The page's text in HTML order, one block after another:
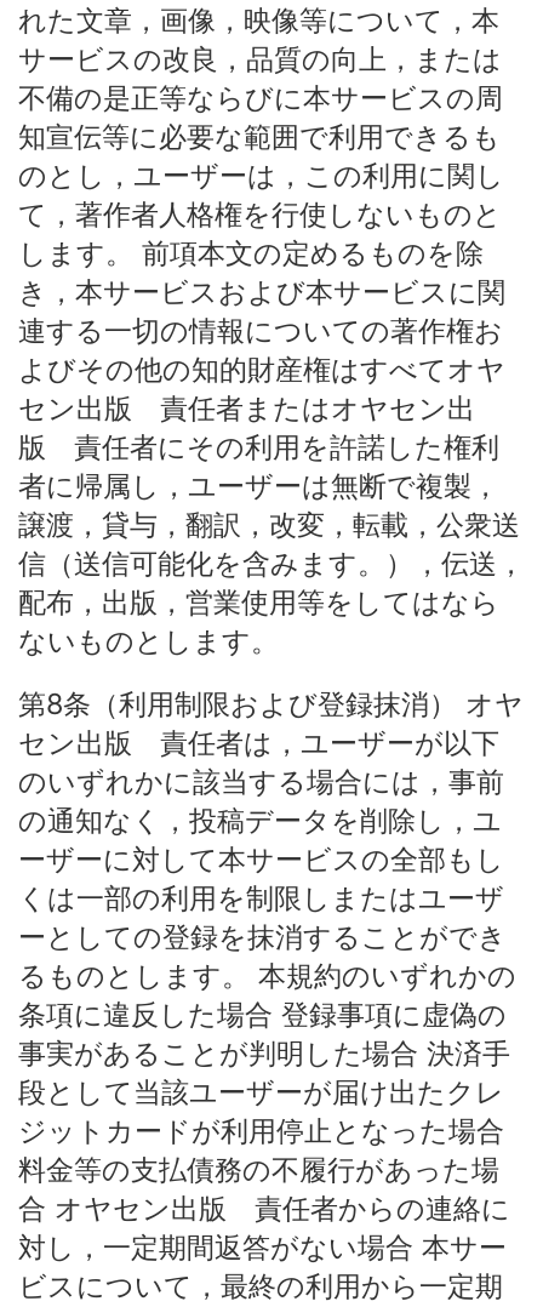
れた文章，画像，映像等について，本
サービスの改良，品質の向上，または
不備の是正等ならびに本サービスの周
知宣伝等に必要な範囲で利用できるも
のとし，ユーザーは，この利用に関し
て，著作者人格権を行使しないものと
します。 前項本文の定めるものを除
き，本サービスおよび本サービスに関
連する一切の情報についての著作権お
よびその他の知的財産権はすべてオヤ
セン出版 責任者またはオヤセン出
版 責任者にその利用を許諾した権利
者に帰属し，ユーザーは無断で複製，
譲渡，貸与，翻訳，改変，転載，公衆送
信（送信可能化を含みます。），伝送，
配布，出版，営業使用等をしてはなら
ないものとします。
第8条（利用制限および登録抹消） オヤ
セン出版 責任者は，ユーザーが以下
のいずれかに該当する場合には，事前
の通知なく，投稿データを削除し，ユ
ーザーに対して本サービスの全部もし
くは一部の利用を制限しまたはユーザ
ーとしての登録を抹消することができ
るものとします。 本規約のいずれかの
条項に違反した場合 登録事項に虚偽の
事実があることが判明した場合 決済手
段として当該ユーザーが届け出たクレ
ジットカードが利用停止となった場合
料金等の支払債務の不履行があった場
合 オヤセン出版 責任者からの連絡に
対し，一定期間返答がない場合 本サー
ビスについて，最終の利用から一定期